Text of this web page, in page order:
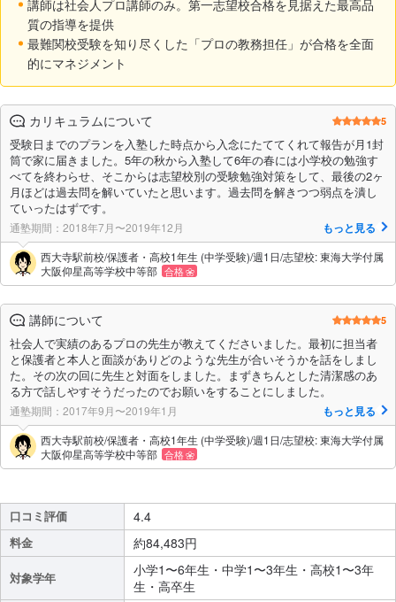
講師は社会人プロ講師のみ。第一志望校合格を見据えた最高品
質の指導を提供
最難関校受験を知り尽くした「プロの教務担任」が合格を全面
的にマネジメント
カリキュラムについて 5
受験日までのプランを入塾した時点から入念にたててくれて報告が月1封
筒で家に届きました。5年の秋から入塾して6年の春には小学校の勉強す
べてを終わらせ、そこからは志望校別の受験勉強対策をして、最後の2ヶ
月ほどは過去問を解いていたと思います。過去問を解きつつ弱点を潰し
ていったはずです。
通塾期間：2018年7月〜2019年12月 もっと見る
西大寺駅前校/保護者・高校1年生 (中学受験)/週1日/志望校: 東海大学付属
大阪仰星高等学校中等部 合格
講師について 5
社会人で実績のあるプロの先生が教えてくださいました。最初に担当者
と保護者と本人と面談がありどのような先生が合いそうかを話をしまし
た。その次の回に先生と対面をしました。まずきちんとした清潔感のあ
る方で話しやすそうだったのでお願いをすることにしました。
通塾期間：2017年9月〜2019年1月 もっと見る
西大寺駅前校/保護者・高校1年生 (中学受験)/週1日/志望校: 東海大学付属
大阪仰星高等学校中等部 合格
口コミ評価 4.4
料金 約84,483円
対象学年
小学1〜6年生・中学1〜3年生・高校1〜3年
生・高卒生